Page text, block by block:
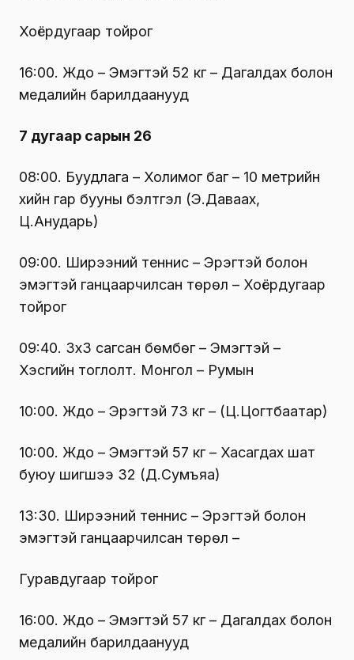
Хоёрдугаар тойрог
16:00. Жүдо – Эмэгтэй 52 кг – Дагалдах болон
медалийн барилдаанууд
7 дугаар сарын 26
08:00. Буудлага – Холимог баг – 10 метрийн
хийн гар бууны бэлтгэл (Э.Даваахүү,
Ц.Анударь)
09:00. Ширээний теннис – Эрэгтэй болон
эмэгтэй ганцаарчилсан төрөл – Хоёрдугаар
тойрог
09:40. 3х3 сагсан бөмбөг – Эмэгтэй –
Хэсгийн тоглолт. Монгол – Румын
10:00. Жүдо – Эрэгтэй 73 кг – (Ц.Цогтбаатар)
10:00. Жүдо – Эмэгтэй 57 кг – Хасагдах шат
буюу шигшээ 32 (Д.Сумъяа)
13:30. Ширээний теннис – Эрэгтэй болон
эмэгтэй ганцаарчилсан төрөл –
Гуравдугаар тойрог
16:00. Жүдо – Эмэгтэй 57 кг – Дагалдах болон
медалийн барилдаанууд